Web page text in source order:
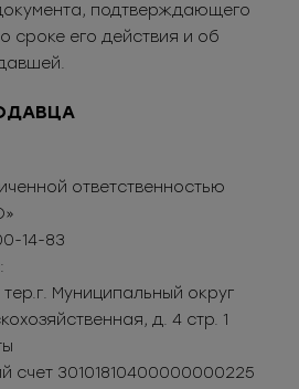
подтверждающего
сроке его действия и об
ответственностью
14-83
тер.г. Муниципальный округ
д. 4 стр. 1
счет 30101810400000000225